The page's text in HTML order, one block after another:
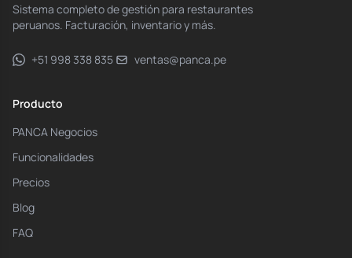
Sistema completo de gestión para restaurantes
peruanos. Facturación, inventario y más.
+51 998 338 835 ventas@panca.pe
Producto
PANCA Negocios
Funcionalidades
Precios
Blog
FAQ